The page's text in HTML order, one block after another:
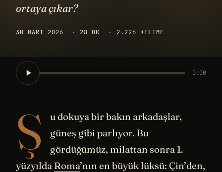
ortaya çıkar?
30 MART 2026 · 28 DK · 2.226 KELIME
0:00
Ş
u dokuya bir bakın arkadaşlar,
güneş gibi parlıyor. Bu
gördüğümüz, milattan sonra 1.
yüzyılda Roma’nın en büyük lüksü: Çin’den,